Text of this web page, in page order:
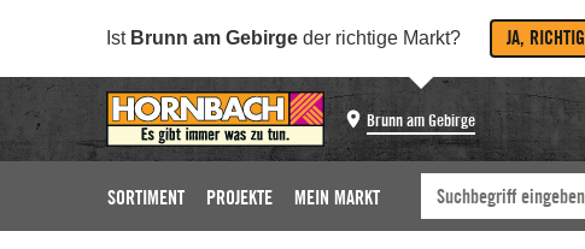
Ist Brunn am Gebirge der richtige Markt? JA, RICHTIG
Brunn am Gebirge
SORTIMENT PROJEKTE MEIN MARKT